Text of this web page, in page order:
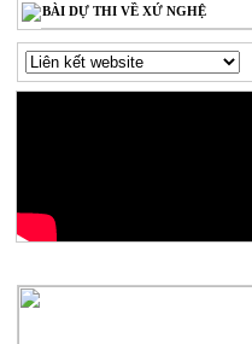
BÀI DỰ THI VỀ XỨ NGHỆ